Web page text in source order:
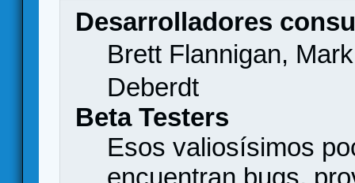
Desarrolladores
Brett Flannigan,
Deberdt
Beta Testers
Esos valiosísimos
encuentran bugs,